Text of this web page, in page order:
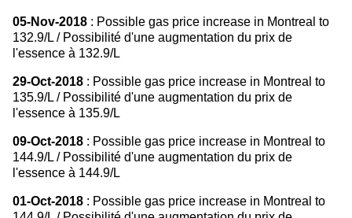
05-Nov-2018 : Possible gas price increase in Montreal to
132.9/L / Possibilité d'une augmentation du prix de
l'essence à 132.9/L
29-Oct-2018 : Possible gas price increase in Montreal to
135.9/L / Possibilité d'une augmentation du prix de
l'essence à 135.9/L
09-Oct-2018 : Possible gas price increase in Montreal to
144.9/L / Possibilité d'une augmentation du prix de
l'essence à 144.9/L
01-Oct-2018 : Possible gas price increase in Montreal to